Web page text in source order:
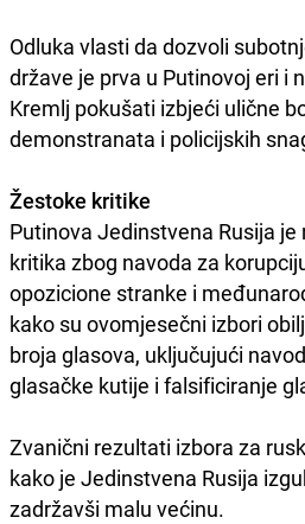
Odluka vlasti da dozvoli
države je prva u Putinovoj eri i
Kremlj pokušati izbjeći ulične
demonstranata i policijskih
Žestoke kritike
Putinova Jedinstvena Rusija
kritika zbog navoda za
opozicione stranke i
kako su ovomjesečni izbori
broja glasova, uključujući
glasačke kutije i falsificiranje
Zvanični rezultati izbora za
kako je Jedinstvena Rusija
zadržavši malu većinu.